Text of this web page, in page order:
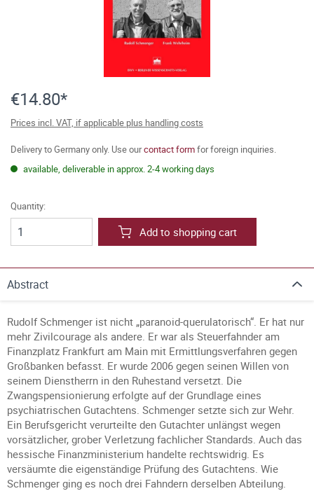
€14.80*
Prices incl. VAT, if applicable plus handling costs
Delivery to Germany only. Use ourcontact formfor foreign inquiries.
available, deliverable in approx. 2-4 working days
Quantity:
Add to shopping cart
Abstract
Rudolf Schmenger ist nicht „paranoid-querulatorisch“. Er hat nur
mehr Zivilcourage als andere. Er war als Steuerfahnder am
Finanzplatz Frankfurt am Main mit Ermittlungsverfahren gegen
Großbanken befasst. Er wurde 2006 gegen seinen Willen von
seinem Dienstherrn in den Ruhestand versetzt. Die
Zwangspensionierung erfolgte auf der Grundlage eines
psychiatrischen Gutachtens. Schmenger setzte sich zur Wehr.
Ein Berufsgericht verurteilte den Gutachter unlängst wegen
vorsätzlicher, grober Verletzung fachlicher Standards. Auch das
hessische Finanzministerium handelte rechtswidrig. Es
versäumte die eigenständige Prüfung des Gutachtens. Wie
Schmenger ging es noch drei Fahndern derselben Abteilung.